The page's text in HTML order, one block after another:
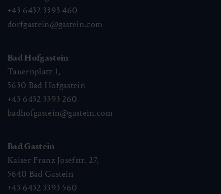
+43 6432 3393 460
dorfgastein@gastein.com
Bad Hofgastein
Tauernplatz 1,
5630 Bad Hofgastein
+43 6432 3393 260
badhofgastein@gastein.com
Bad Gastein
Kaiser Franz Josefstr. 27,
5640 Bad Gastein
+43 6432 3393 560